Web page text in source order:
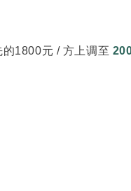
1800元 / 方上调至